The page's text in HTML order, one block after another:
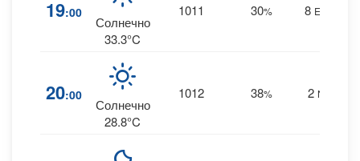
19:00
Солнечно
33.3°C
1011 30% 8 ENE
20:00
Солнечно
28.8°C
1012 38% 2 NE